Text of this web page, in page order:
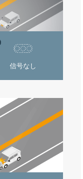
信号なし